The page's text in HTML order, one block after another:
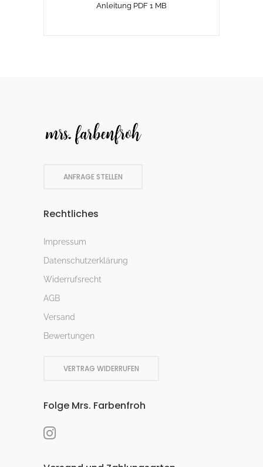
Anleitung PDF 1 MB
ANFRAGE STELLEN
Rechtliches
Impressum
Datenschutzerklärung
Widerrufsrecht
AGB
Versand
Bewertungen
VERTRAG WIDERRUFEN
Folge Mrs. Farbenfroh